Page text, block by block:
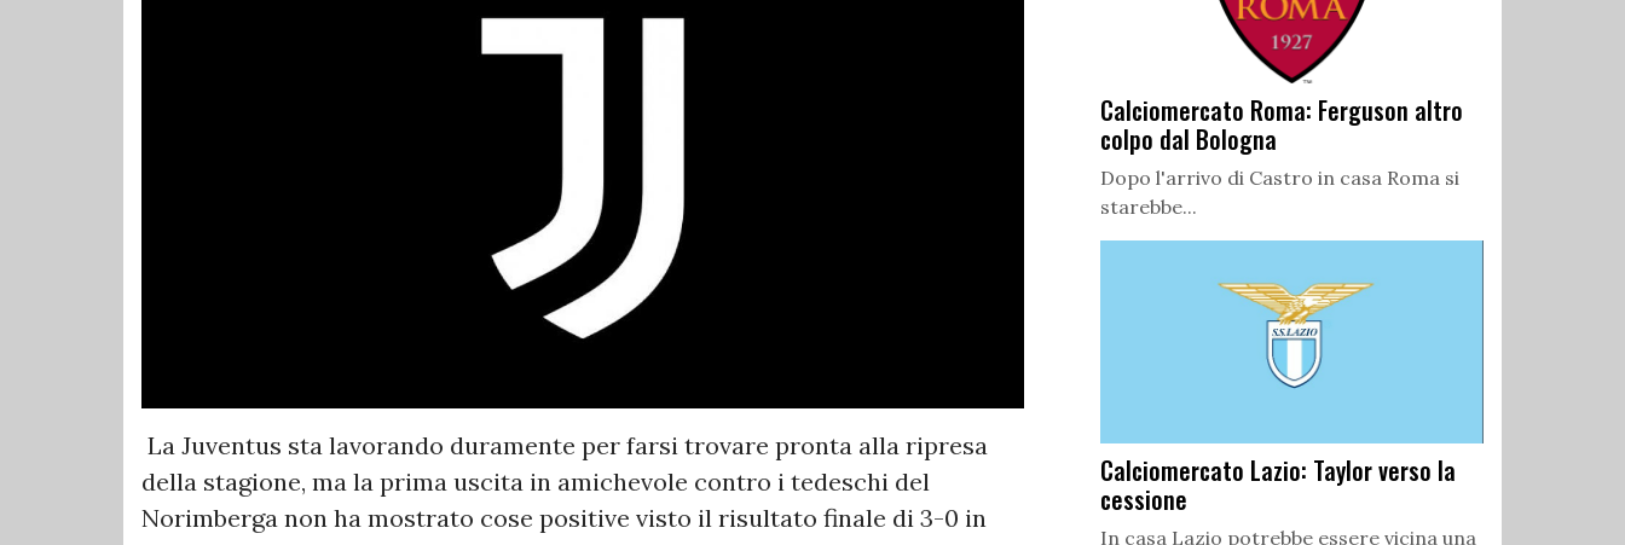
La Juventus sta lavorando duramente per farsi trovare pronta alla ripresa
della stagione, ma la prima uscita in amichevole contro i tedeschi del
Norimberga non ha mostrato cose positive visto il risultato finale di 3-0 in
Calciomercato Roma: Ferguson altro
colpo dal Bologna
Dopo l'arrivo di Castro in casa Roma si
starebbe...
Calciomercato Lazio: Taylor verso la
cessione
In casa Lazio potrebbe essere vicina una